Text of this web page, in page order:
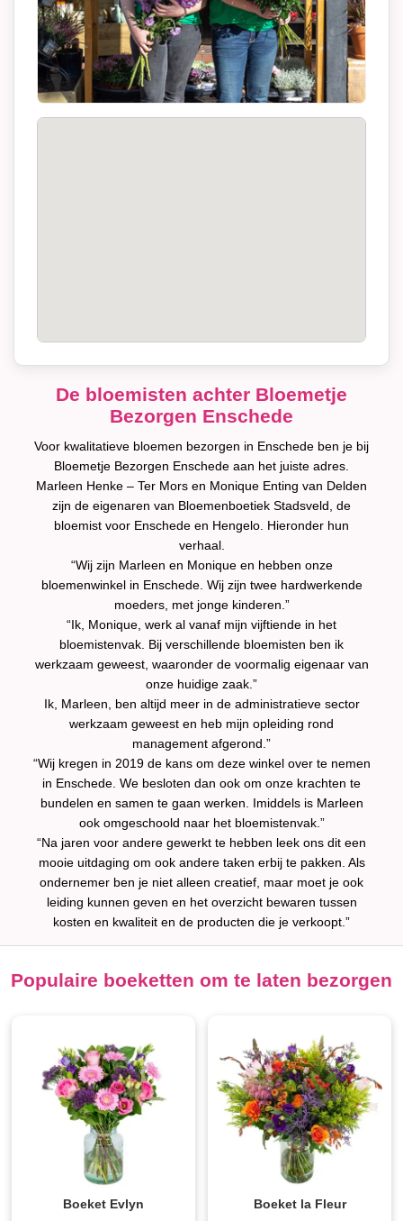
De bloemisten achter Bloemetje
Bezorgen Enschede
Voor kwalitatieve bloemen bezorgen in Enschede ben je bij
Bloemetje Bezorgen Enschede aan het juiste adres.
Marleen Henke – Ter Mors en Monique Enting van Delden
zijn de eigenaren van Bloemenboetiek Stadsveld, de
bloemist voor Enschede en Hengelo. Hieronder hun
verhaal.
“Wij zijn Marleen en Monique en hebben onze
bloemenwinkel in Enschede. Wij zijn twee hardwerkende
moeders, met jonge kinderen.”
“Ik, Monique, werk al vanaf mijn vijftiende in het
bloemistenvak. Bij verschillende bloemisten ben ik
werkzaam geweest, waaronder de voormalig eigenaar van
onze huidige zaak.”
Ik, Marleen, ben altijd meer in de administratieve sector
werkzaam geweest en heb mijn opleiding rond
management afgerond.”
“Wij kregen in 2019 de kans om deze winkel over te nemen
in Enschede. We besloten dan ook om onze krachten te
bundelen en samen te gaan werken. Imiddels is Marleen
ook omgeschoold naar het bloemistenvak.”
“Na jaren voor andere gewerkt te hebben leek ons dit een
mooie uitdaging om ook andere taken erbij te pakken. Als
ondernemer ben je niet alleen creatief, maar moet je ook
leiding kunnen geven en het overzicht bewaren tussen
kosten en kwaliteit en de producten die je verkoopt.”
Populaire boeketten om te laten bezorgen
Boeket Evlyn Boeket la Fleur